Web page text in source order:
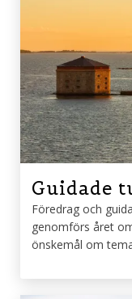
Guidade
Föredrag och
genomförs året
önskemål om